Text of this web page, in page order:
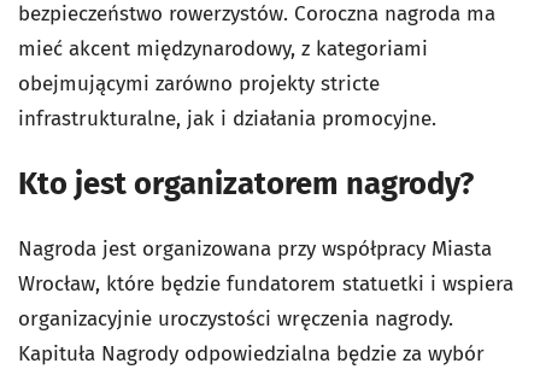
bezpieczeństwo rowerzystów. Coroczna nagroda ma
mieć akcent międzynarodowy, z kategoriami
obejmującymi zarówno projekty stricte
infrastrukturalne, jak i działania promocyjne.
Kto jest organizatorem nagrody?
Nagroda jest organizowana przy współpracy Miasta
Wrocław, które będzie fundatorem statuetki i wspiera
organizacyjnie uroczystości wręczenia nagrody.
Kapituła Nagrody odpowiedzialna będzie za wybór